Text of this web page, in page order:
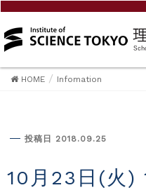
HOME Infomation
投稿日 2018.09.25
10月23日(火) 15:00-16:30 本